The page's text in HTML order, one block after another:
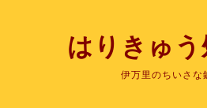
はりきゅ
伊万里のちいさな